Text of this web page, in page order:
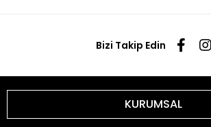
Bizi Takip Edin
KURUMSAL